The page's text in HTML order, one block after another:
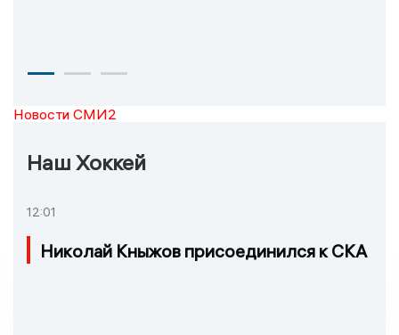
Новости СМИ2
Наш Хоккей
12:01
Николай Кныжов присоединился к СКА